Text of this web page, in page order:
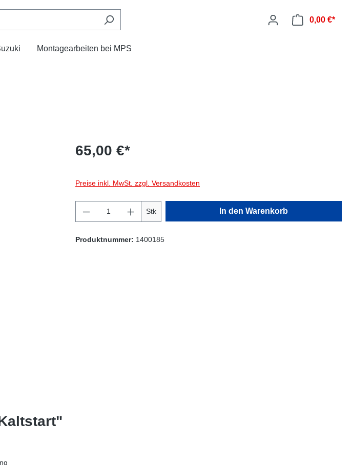
0,00 €*
Montagearbeiten bei MPS
65,00 €*
Preise inkl. MwSt. zzgl. Versandkosten
Produkt Anzahl: Gib den gewünschten Wert ein
Stk In den Warenkorb
Produktnummer: 1400185